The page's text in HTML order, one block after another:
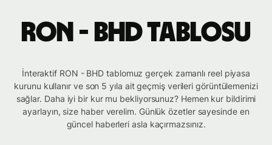
RON - BHD tablosu
İnteraktif RON - BHD tablomuz gerçek zamanlı reel piyasa
kurunu kullanır ve son 5 yıla ait geçmiş verileri görüntülemenizi
sağlar. Daha iyi bir kur mu bekliyorsunuz? Hemen kur bildirimi
ayarlayın, size haber verelim. Günlük özetler sayesinde en
güncel haberleri asla kaçırmazsınız.